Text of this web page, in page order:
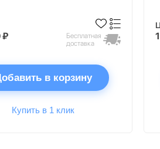
₽
Бесплатная
доставка
в корзину
Купить в 1 клик